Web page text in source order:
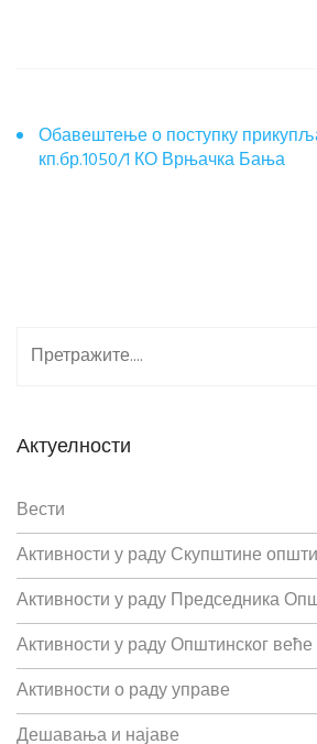
Обавештење о поступку
кп.бр.1050/1 КО Врњачка Бања
Актуелности
Вести
Активности у раду Скупштине
Активности у раду Председника
Активности у раду Општинског веће
Активности о раду управе
Дешавања и најаве